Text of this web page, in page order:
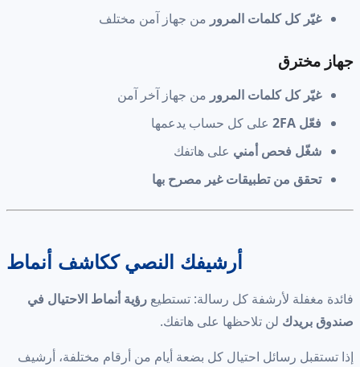
غيّر كل كلمات المرور من جهاز آمن مختلف
جهاز مخترق
غيّر كل كلمات المرور من جهاز آخر آمن
فعّل 2FA
على كل حساب يدعمها
شغّل فحص أمني على هاتفك
تحقق من تطبيقات غير مصرح بها
أرشيفك النصي ككاشف أنماط
فائدة مغفلة لأرشفة كل رسالة: تستطيع رؤية أنماط الاحتيال في
صندوق بريدك لن تلاحظها على هاتفك.
إذا تستقبل رسائل احتيال كل بضعة أيام من أرقام مختلفة، أرشيف